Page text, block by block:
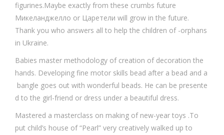
figurines.Maybe exactly from these crumbs future
Микеланджелло or Царетели will grow in the future.
Thank you who answers all to help the children of -orphans
in Ukraine.
Babies master methodology of creation of decoration the
hands. Developing fine motor skills bead after a bead and a
bangle goes out with wonderful beads. He can be presente
d to the girl-friend or dress under a beautiful dress.
Mastered a masterclass on making of new-year toys .To
put child’s house of “Pearl” very creatively walked up to